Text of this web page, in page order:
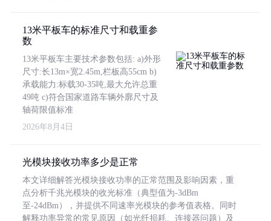
13米平板车的标准尺寸和载重参
数
13米平板车主要技术参数包括: a)外形
尺寸:长13m×宽2.45m,栏板高55cm b)
承载能力:标载30-35吨,最大允许总重
49吨 c)符合国家道路车辆外廓尺寸及
轴荷限值标准
2026年8月4日
光模块接收功率多少是正常
本文详细解答光模块接收功率的正常范围及影响因素，重
点分析千兆光模块的收光标准（典型值为-3dBm
至-24dBm），并提供不同速率光模块的参考值表格。同时
解释功率异常的常见原因（如光纤损耗、连接器问题）及